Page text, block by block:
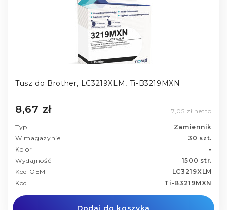
Tusz do Brother, LC3219XLM, Ti-B3219MXN
8,67 zł 7,05 zł netto
Typ
Zamiennik
W magazynie
30 szt.
Kolor
-
Wydajność
1500 str.
Kod OEM
LC3219XLM
Kod
Ti-B3219MXN